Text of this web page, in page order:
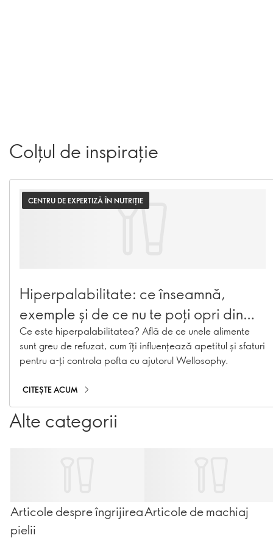
Colțul de inspirație
CENTRU DE EXPERTIZĂ ÎN NUTRIȚIE
Hiperpalabilitate: ce înseamnă,
exemple și de ce nu te poți opri din
mâncat
Ce este hiperpalabilitatea? Află de ce unele alimente
sunt greu de refuzat, cum îți influențează apetitul și sfaturi
pentru a-ți controla pofta cu ajutorul Wellosophy.
CITEȘTE ACUM
Alte categorii
Articole despre îngrijirea
pielii
Articole de machiaj